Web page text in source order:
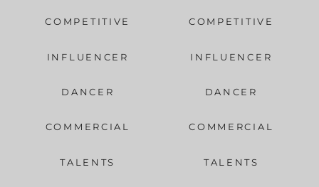
COMPETITIVE
INFLUENCER
DANCER
COMMERCIAL
TALENTS
COMPETITIVE
INFLUENCER
DANCER
COMMERCIAL
TALENTS